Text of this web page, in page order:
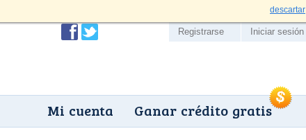
descartar
Ganar crédito gratis
Mi cuenta
Registrarse Iniciar sesión